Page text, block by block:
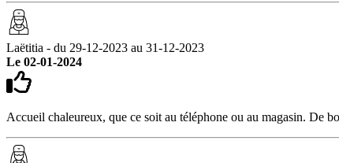
Laëtitia - du 29-12-2023 au 31-12-2023
Le 02-01-2024
Accueil chaleureux, que ce soit au téléphone ou au magasin. De